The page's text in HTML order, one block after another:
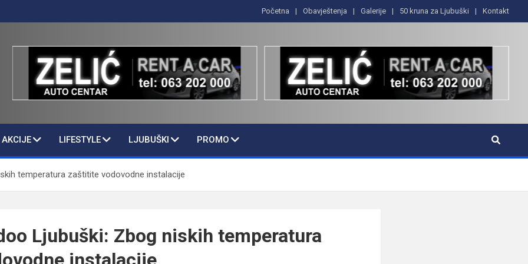
Početna Obavještenja Galerije 50 kruna za Ljubuški Kontakt
LIFESTYLE LJUBUŠKI PROMO
temperatura zaštitite vodovodne instalacije
Ljubuški: Zbog niskih temperatura